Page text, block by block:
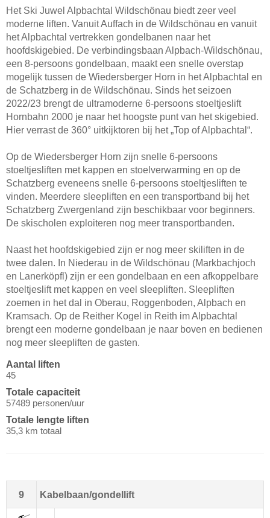
Het Ski Juwel Alpbachtal Wildschönau biedt zeer veel
moderne liften. Vanuit Auffach in de Wildschönau en vanuit
het Alpbachtal vertrekken gondelbanen naar het
hoofdskigebied. De verbindingsbaan Alpbach-Wildschönau,
een 8-persoons gondelbaan, maakt een snelle overstap
mogelijk tussen de Wiedersberger Horn in het Alpbachtal en
de Schatzberg in de Wildschönau. Sinds het seizoen
2022/23 brengt de ultramoderne 6-persoons stoeltjeslift
Hornbahn 2000 je naar het hoogste punt van het skigebied.
Hier verrast de 360° uitkijktoren bij het „Top of Alpbachtal“.
Op de Wiedersberger Horn zijn snelle 6-persoons
stoeltjesliften met kappen en stoelverwarming en op de
Schatzberg eveneens snelle 6-persoons stoeltjesliften te
vinden. Meerdere sleepliften en een transportband bij het
Schatzberg Zwergenland zijn beschikbaar voor beginners.
De skischolen exploiteren nog meer transportbanden.
Naast het hoofdskigebied zijn er nog meer skiliften in de
twee dalen. In Niederau in de Wildschönau (Markbachjoch
en Lanerköpfl) zijn er een gondelbaan en een afkoppelbare
stoeltjeslift met kappen en veel sleepliften. Sleepliften
zoemen in het dal in Oberau, Roggenboden, Alpbach en
Kramsach. Op de Reither Kogel in Reith im Alpbachtal
brengt een moderne gondelbaan je naar boven en bedienen
nog meer sleepliften de gasten.
Aantal liften
45
Totale capaciteit
57489 personen/uur
Totale lengte liften
35,3 km totaal
9 Kabelbaan/gondellift